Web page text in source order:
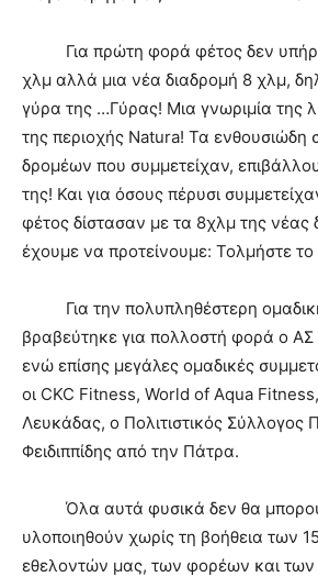
Για πρώτη φορά φέτος δεν
χλμ αλλά μια νέα διαδρομή 8 χλμ,
γύρα της …Γύρας! Μια γνωριμία της
της περιοχής Natura! Τα ενθουσιώδη
δρομέων που συμμετείχαν,
της! Και για όσους πέρυσι
φέτος δίστασαν με τα 8χλμ της νέας
έχουμε να προτείνουμε: Τολμήστε
Για την πολυπληθέστερη
βραβεύτηκε για πολλοστή φορά ο
ενώ επίσης μεγάλες ομαδικές
οι CKC Fitness, World of Aqua Fitness,
Λευκάδας, ο Πολιτιστικός Σύλλογος
Φειδιππίδης από την Πάτρα.
Όλα αυτά φυσικά δεν θα
υλοποιηθούν χωρίς τη βοήθεια των
εθελοντών μας, των φορέων και